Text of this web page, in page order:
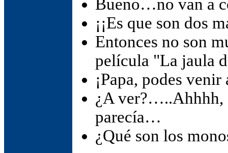
Bueno…no van a
¡¡Es que son dos
Entonces no son
película "La jaula
¡Papa, podes
¿A
parecía…
¿Qué son los